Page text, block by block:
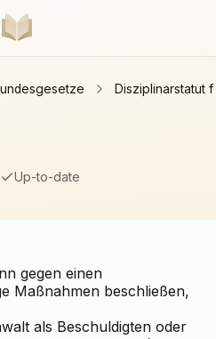
Disziplinarstatut
Up-to-date
gegen einen
Maßnahmen beschließen,
als Beschuldigten oder